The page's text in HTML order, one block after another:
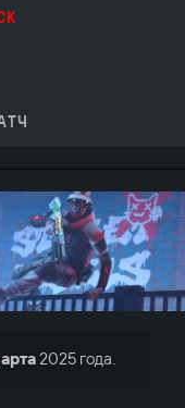
2025 года.